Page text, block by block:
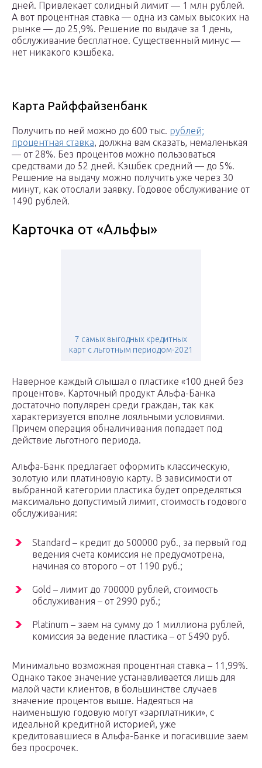
дней. Привлекает солидный лимит — 1 млн рублей.
А вот процентная ставка — одна из самых высоких на
рынке — до 25,9%. Решение по выдаче за 1 день,
обслуживание бесплатное. Существенный минус —
нет никакого кэшбека.
Карта Райффайзенбанк
Получить по ней можно до 600 тыс. рублей;
процентная ставка, должна вам сказать, немаленькая
— от 28%. Без процентов можно пользоваться
средствами до 52 дней. Кэшбек средний — до 5%.
Решение на выдачу можно получить уже через 30
минут, как отослали заявку. Годовое обслуживание от
1490 рублей.
Карточка от «Альфы»
7 самых выгодных кредитных
карт с льготным периодом-2021
Наверное каждый слышал о пластике «100 дней без
процентов». Карточный продукт Альфа-Банка
достаточно популярен среди граждан, так как
характеризуется вполне лояльными условиями.
Причем операция обналичивания попадает под
действие льготного периода.
Альфа-Банк предлагает оформить классическую,
золотую или платиновую карту. В зависимости от
выбранной категории пластика будет определяться
максимально допустимый лимит, стоимость годового
обслуживания:
Standard – кредит до 500000 руб., за первый год
ведения счета комиссия не предусмотрена,
начиная со второго – от 1190 руб.;
Gold – лимит до 700000 рублей, стоимость
обслуживания – от 2990 руб.;
Platinum – заем на сумму до 1 миллиона рублей,
комиссия за ведение пластика – от 5490 руб.
Минимально возможная процентная ставка – 11,99%.
Однако такое значение устанавливается лишь для
малой части клиентов, в большинстве случаев
значение процентов выше. Надеяться на
наименьшую годовую могут «зарплатники», с
идеальной кредитной историей, уже
кредитовавшиеся в Альфа-Банке и погасившие заем
без просрочек.